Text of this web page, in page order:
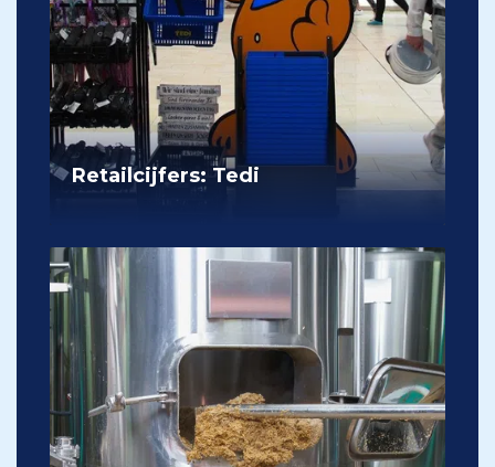
Retailcijfers: Tedi